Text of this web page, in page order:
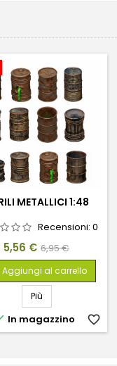
METALLICI 1:48
Recensioni: 0
Prezzo
5,56 € Prezzo
base
6,95 €
Aggiungi al carrello
Più
In magazzino favorite_border